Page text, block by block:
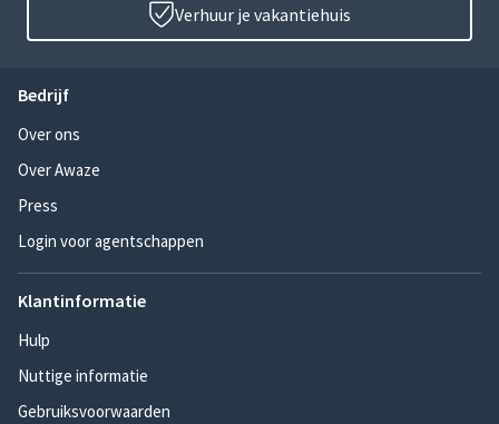
Verhuur je vakantiehuis
Bedrijf
Over ons
Over Awaze
Press
Login voor agentschappen
Klantinformatie
Hulp
Nuttige informatie
Gebruiksvoorwaarden